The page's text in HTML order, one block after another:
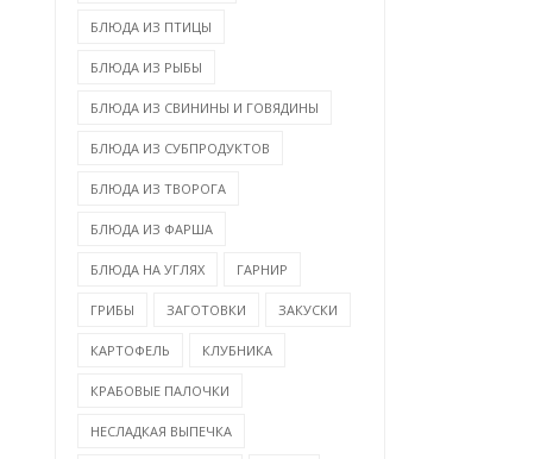
БЛЮДА ИЗ ПТИЦЫ
БЛЮДА ИЗ РЫБЫ
БЛЮДА ИЗ СВИНИНЫ И ГОВЯДИНЫ
БЛЮДА ИЗ СУБПРОДУКТОВ
БЛЮДА ИЗ ТВОРОГА
БЛЮДА ИЗ ФАРША
БЛЮДА НА УГЛЯХ ГАРНИР
ГРИБЫ ЗАГОТОВКИ ЗАКУСКИ
КАРТОФЕЛЬ КЛУБНИКА
КРАБОВЫЕ ПАЛОЧКИ
НЕСЛАДКАЯ ВЫПЕЧКА